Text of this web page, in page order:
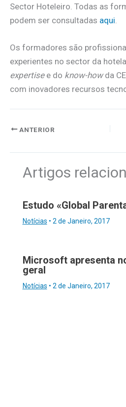
Sector Hoteleiro. Todas as
podem ser consultadas aqui.
Os formadores são
experientes no sector da
expertisee do know-howda
com inovadores recursos
ANTERIOR
Artigos
Estudo «Global
Notícias • 2 de Janeiro, 2017
Microsoft apresenta
geral
Notícias • 2 de Janeiro, 2017